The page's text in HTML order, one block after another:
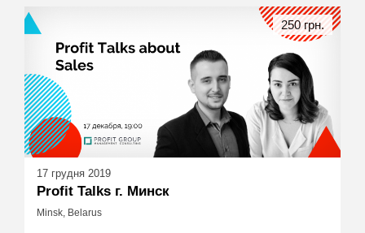
17 грудня 2019
Profit Talks г. Минск
Minsk, Belarus
250 грн.